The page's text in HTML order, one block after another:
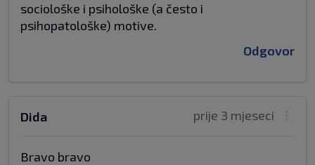
sociološke i psihološke (a često i
psihopatološke) motive.
Odgovor
prije 3 mjeseci
Dida
Bravo bravo